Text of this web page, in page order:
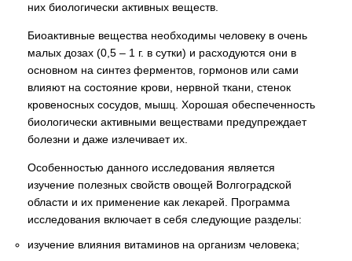
них биологически активных веществ.
Биоактивные вещества необходимы человеку в очень
малых дозах (0,5 – 1 г. в сутки) и расходуются они в
основном на синтез ферментов, гормонов или сами
влияют на состояние крови, нервной ткани, стенок
кровеносных сосудов, мышц. Хорошая обеспеченность
биологически активными веществами предупреждает
болезни и даже излечивает их.
Особенностью данного исследования является
изучение полезных свойств овощей Волгоградской
области и их применение как лекарей. Программа
исследования включает в себя следующие разделы:
изучение влияния витаминов на организм человека;